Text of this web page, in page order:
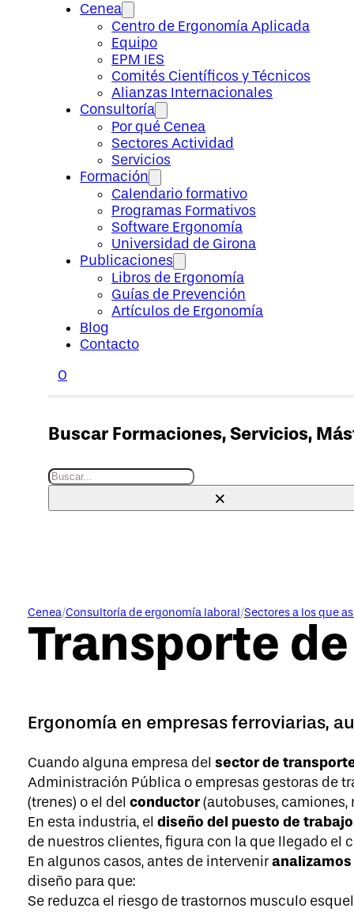
Cenea
Centro de Ergonomía Aplicada
Equipo
EPM IES
Comités Científicos y Técnicos
Alianzas Internacionales
Consultoría
Por qué Cenea
Sectores Actividad
Servicios
Formación
Calendario formativo
Programas Formativos
Software Ergonomía
Universidad de Girona
Publicaciones
Libros de Ergonomía
Guías de Prevención
Artículos de Ergonomía
Blog
Contacto
0
Buscar Formaciones, Servicios,
Buscar
×
Cenea/Consultoría de ergonomía laboral/Sectores a los que
Transporte
Ergonomía en empresas ferroviarias,
Cuando alguna empresa del sector de
Administración Pública o empresas gestoras de
(trenes) o el del conductor(autobuses, camiones,
En esta industria, el diseño del puesto de trabajo
de nuestros clientes, figura con la que llegado el
En algunos casos, antes de intervenir
diseño para que:
Se reduzca el riesgo de trastornos musculo